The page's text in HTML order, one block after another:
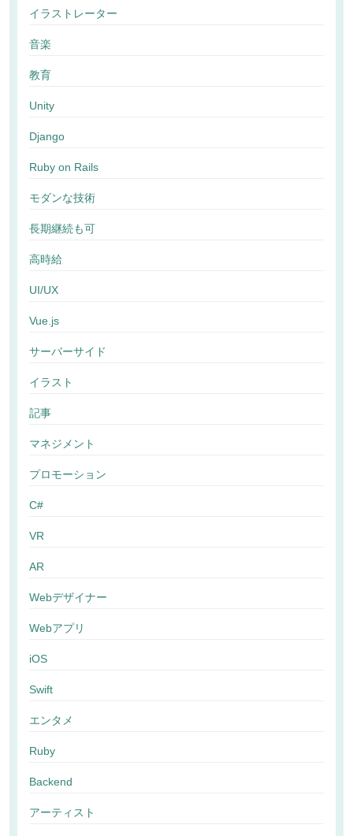
イラストレーター
音楽
教育
Unity
Django
Ruby on Rails
モダンな技術
長期継続も可
高時給
UI/UX
Vue.js
サーバーサイド
イラスト
記事
マネジメント
プロモーション
C#
VR
AR
Webデザイナー
Webアプリ
iOS
Swift
エンタメ
Ruby
Backend
アーティスト